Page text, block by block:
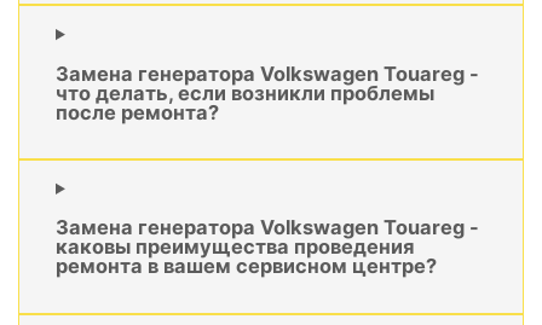
Замена генератора Volkswagen Touareg -
что делать, если возникли проблемы
после ремонта?
Замена генератора Volkswagen Touareg -
каковы преимущества проведения
ремонта в вашем сервисном центре?